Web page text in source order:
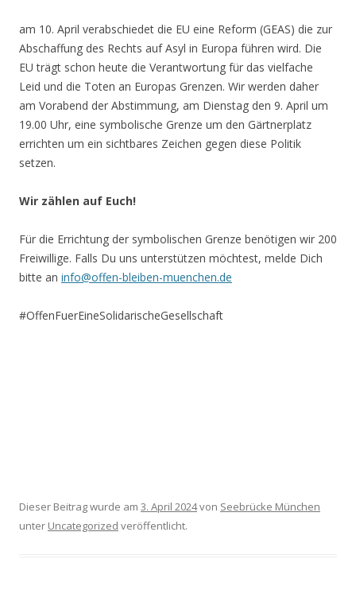
am 10. April verabschiedet die EU eine Reform (GEAS) die zur
Abschaffung des Rechts auf Asyl in Europa führen wird. Die
EU trägt schon heute die Verantwortung für das vielfache
Leid und die Toten an Europas Grenzen. Wir werden daher
am Vorabend der Abstimmung, am Dienstag den 9. April um
19.00 Uhr, eine symbolische Grenze um den Gärtnerplatz
errichten um ein sichtbares Zeichen gegen diese Politik
setzen.
Wir zählen auf Euch!
Für die Errichtung der symbolischen Grenze benötigen wir 200
Freiwillige. Falls Du uns unterstützen möchtest, melde Dich
bitte an info@offen-bleiben-muenchen.de
#OffenFuerEineSolidarischeGesellschaft
Dieser Beitrag wurde am 3. April 2024von Seebrücke München
unter Uncategorized veröffentlicht.